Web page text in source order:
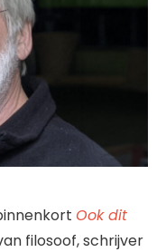
Ook dit
filosoof, schrijver